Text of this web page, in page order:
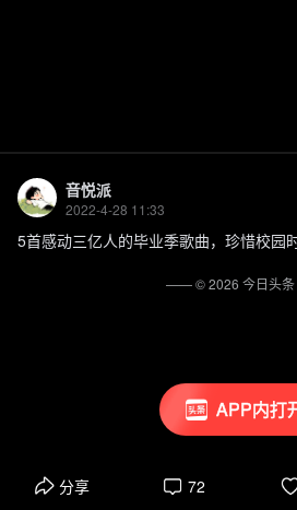
APP内打
音悦派
2022-4-28 11:33
5首感动三亿人的毕业季歌曲，珍惜校园
分享 72
—— ©2026 今日头条